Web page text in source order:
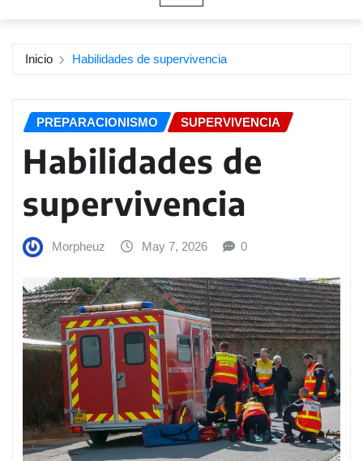
Inicio Habilidades de supervivencia
PREPARACIONISMO SUPERVIVENCIA
Habilidades de
supervivencia
Morpheuz May 7, 2026 0